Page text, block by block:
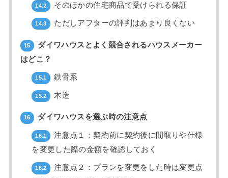
14.2 そのほかの住宅商品で受けられる保証
14.3 ただしアフターの評判はあまり良くない
15
ダイワハウスとよく競合されるハウスメーカー
はどこ？
15.1 鉄骨系
15.2 木造
16 ダイワハウスを選ぶ時の注意点
16.1
注意点１：契約前に契約後に間取りや仕様
を変更した際の金額を確認しておく
16.2
注意点２：プランを変更をした時は変更点